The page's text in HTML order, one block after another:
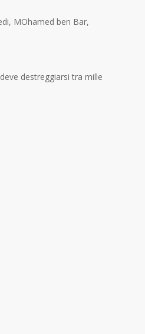
MOhamed ben Bar,
destreggiarsi tra mille